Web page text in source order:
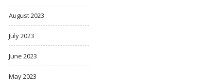
August 2023
July 2023
June 2023
May 2023